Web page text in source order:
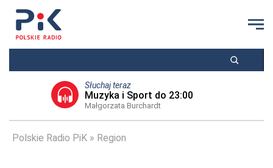
Słuchaj teraz
Muzyka i Sport do 23:00
Małgorzata Burchardt
Polskie Radio PiK Region